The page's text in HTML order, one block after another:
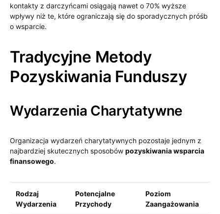
kontakty z darczyńcami osiągają nawet o 70% wyższe
wpływy niż te, które ograniczają się do sporadycznych próśb
o wsparcie.
Tradycyjne Metody
Pozyskiwania Funduszy
Wydarzenia Charytatywne
Organizacja wydarzeń charytatywnych pozostaje jednym z
najbardziej skutecznych sposobów pozyskiwania wsparcia
finansowego.
Rodzaj
Wydarzenia
Potencjalne
Przychody
Poziom
Zaangażowania